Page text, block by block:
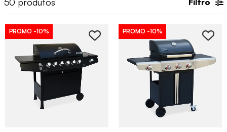
carregar num botão para a acender.
Filtro
PROMO -10% PROMO -10%